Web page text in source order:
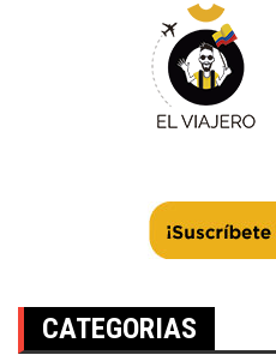
CATEGORIAS